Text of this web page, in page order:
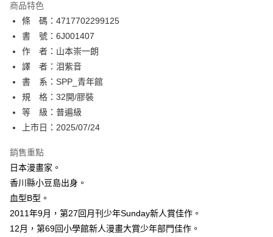
相關說明
【關於「AFTEE先享後付」】
AFTEE先享後付是「在收到商品之後才付款」的支付方式。 讓您購物簡單
便利好安心！
１．簡單：不需註冊會員、不需綁卡、不需儲值。
２．便利：只要手機號碼，簡訊認證，即可結帳。
３．安心：先確認商品／服務後，再付款。
【「AFTEE先享後付」結帳流程】
１．於結帳方式選擇「AFTEE先享後付」後，將跳轉至「AFTEE先享後付」
結帳頁面，進行簡訊認證並確認金額後，即可完成結帳。
２．訂單成立數日內，您將收到繳費通知簡訊。
ATM／網路銀行／等多元方式進行付款，方視為交易完成。
※ 請注意：結帳手續完成當下不需立刻繳費，但若您需要取消訂單，請聯絡
購買商品的店家。未經商家同意取消之訂單仍視為有效，需透過AFTEE先享
後付繳納相關費用。
※ 交易是否成功請以「AFTEE先享後付 」之結帳頁面顯示為準，若有關於
是否繳費成功／繳費後需取消欲退款等相關疑問，請聯繫「AFTEE先享後付
ATM付款
運送方式
全家取貨付款
每筆NT$80，滿NT$500(含以上)免運費
付款後全家取貨
每筆NT$80，滿NT$500(含以上)免運費
付款後萊爾富取貨
每筆NT$80，滿NT$500(含以上)免運費
商品特色
條 碼：4717702299125
書 號：6J001407
作 者：山本崇一朗
譯 者：泪紫音
書 系：SPP_青年館
規 格：32開/膠裝
等 級：普遍級
上市日：2025/07/24
銷售重點
日本漫畫家。
香川縣小豆島出身。
血型B型。
2011年9月，第27回月刊少年Sunday新人賞佳作。
12月，第69回小學館新人漫畫大賞少年部門佳作。